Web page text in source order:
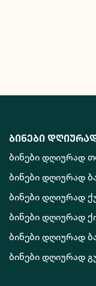
ბინები
ბინები დღიურად
ბინები დღიურად
ბინები დღიურად
ბინები დღიურად
ბინები დღიურად
ბინები დღიურად